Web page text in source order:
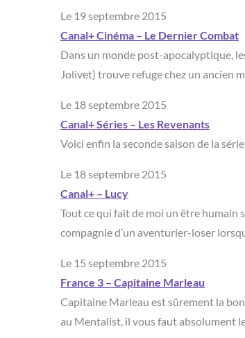
Le 19 septembre 2015
Canal+ Cinéma – Le Dernier Combat
Dans un monde post-apocalyptique,
Jolivet) trouve refuge chez un ancien
Le 18 septembre 2015
Canal+ Séries – Les Revenants
Voici enfin la seconde saison de la
Le 18 septembre 2015
Canal+ – Lucy
Tout ce qui fait de moi un être humain
compagnie d’un aventurier-loser
Le 15 septembre 2015
France 3 – Capitaine Marleau
Capitaine Marleau est sûrement la
au Mentalist, il vous faut absolument